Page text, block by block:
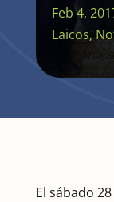
Feb 4,
Laicos,
El sábado